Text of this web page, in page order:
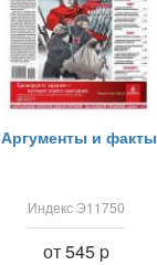
Аргументы и факты
Индекс Э11750
от 545 p